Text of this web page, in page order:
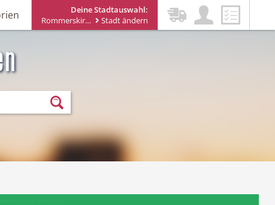
Deine Stadtauswahl:
Rommerskirchen
Stadt ändern